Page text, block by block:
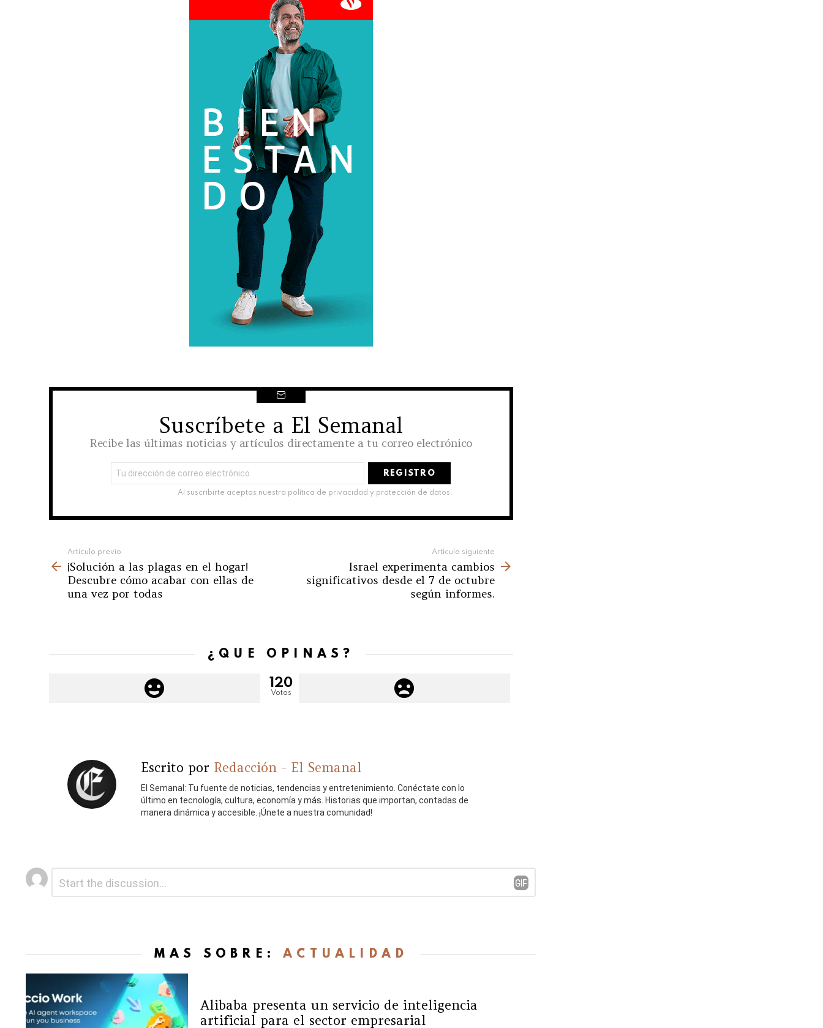
NEWSLETTERSuscríbete a El Semanal
Recibe las últimas noticias y artículos directamente a tu correo electrónico
de
correo
Al suscribirte aceptas nuestra política de privacidad y protección de datos.
more
Artículo previo
¡Solución a las plagas en el hogar!
Descubre cómo acabar con ellas de
una vez por todas
Artículo siguiente
Israel experimenta cambios
significativos desde el 7 de octubre
según informes.
¿QUÉ OPINAS?
120
Votos
Escrito por Redacción - El Semanal
El Semanal: Tu fuente de noticias, tendencias y entretenimiento. Conéctate con lo
último en tecnología, cultura, economía y más. Historias que importan, contadas de
manera dinámica y accesible. ¡Únete a nuestra comunidad!
Deja
una
MÁS SOBRE:ACTUALIDAD
Alibaba presenta un servicio de inteligencia
artificial para el sector empresarial